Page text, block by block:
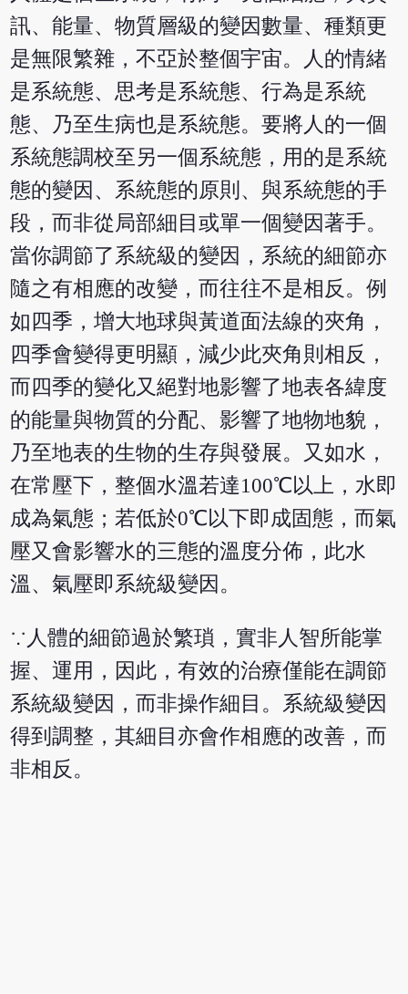
訊、能量、物質層級的變因數量、種類更
是無限繁雜，不亞於整個宇宙。人的情緒
是系統態、思考是系統態、行為是系統
態、乃至生病也是系統態。要將人的一個
系統態調校至另一個系統態，用的是系統
態的變因、系統態的原則、與系統態的手
段，而非從局部細目或單一個變因著手。
當你調節了系統級的變因，系統的細節亦
隨之有相應的改變，而往往不是相反。例
如四季，增大地球與黃道面法線的夾角，
四季會變得更明顯，減少此夾角則相反，
而四季的變化又絕對地影響了地表各緯度
的能量與物質的分配、影響了地物地貌，
乃至地表的生物的生存與發展。又如水，
在常壓下，整個水溫若達100℃以上，水即
成為氣態；若低於0℃以下即成固態，而氣
壓又會影響水的三態的溫度分佈，此水
溫、氣壓即系統級變因。
∵人體的細節過於繁瑣，實非人智所能掌
握、運用，因此，有效的治療僅能在調節
系統級變因，而非操作細目。系統級變因
得到調整，其細目亦會作相應的改善，而
非相反。